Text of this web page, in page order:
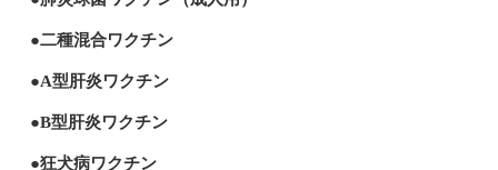
●二種混合ワクチン
●A型肝炎ワクチン
●B型肝炎ワクチン
●狂犬病ワクチン